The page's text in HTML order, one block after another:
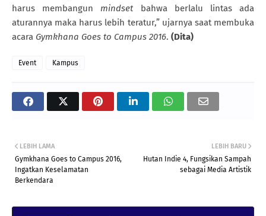
harus membangun mindset bahwa berlalu lintas ada
aturannya maka harus lebih teratur,” ujarnya saat membuka
acara Gymkhana Goes to Campus 2016. (Dita)
Event Kampus
LEBIH BARU
Hutan Indie 4, Fungsikan Sampah
sebagai Media Artistik
LEBIH LAMA
Gymkhana Goes to Campus 2016,
Ingatkan Keselamatan
Berkendara